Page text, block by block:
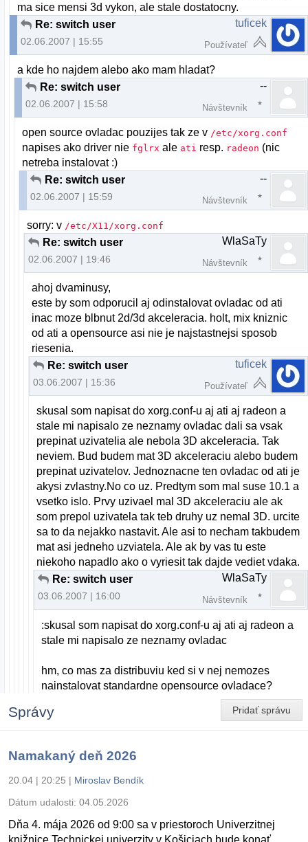
ma sice mensi 3d vykon, ale stale dostatocny.
Re: switch user
02.06.2007 | 15:55
tuficek
Používateľ
a kde ho najdem alebo ako mam hladat?
Re: switch user
02.06.2007 | 15:58
--
Návštevník
open source ovladac pouzijes tak ze v /etc/xorg.conf
napises ako driver nie fglrx ale ati resp. radeon (nic
netreba instalovat :)
Re: switch user
02.06.2007 | 15:59
--
Návštevník
sorry: v /etc/X11/xorg.conf
Re: switch user
02.06.2007 | 19:46
WlaSaTy
Návštevník
ahoj dvaminusy,
este by som odporucil aj odinstalovat ovladac od ati
inac moze blbnut 2d/3d akceleracia. holt, mix kniznic
od ati a opensource asi nie je najstastnejsi sposob
riesenia.
Re: switch user
03.06.2007 | 15:36
tuficek
Používateľ
skusal som napisat do xorg.conf-u aj ati aj radeon a
stale mi napisalo ze neznamy ovladac dali sa vsak
prepinat uzivatelia ale nebola 3D akceleracia. Tak
neviem. Bud budem mat 3D akceleraciu alebo budem
prepinat uzivatelov. Jednoznacne ten ovladac od ati je
akysi zvlastny.No co uz. Predtym som mal suse 10.1 a
vsetko islo. Prvy uzivael mal 3D akceleraciu ale ak
som prepol uzivatela tak teb druhy uz nemal 3D. urcite
sa to da nejakko nastavit. Ale asi to necham takbudem
mat asi jedneho uzviatela. Ale ak by vas tu este
niekoho napadlo ako o vyriesit tak dajde vediet vdaka.
Re: switch user
03.06.2007 | 16:00
WlaSaTy
Návštevník
:skusal som napisat do xorg.conf-u aj ati aj radeon a
stale mi napisalo ze neznamy ovladac
hm, co mas za distribuviu ked si v nej nemozes
nainstalovat standardne opensource ovladace?
Pridať správu
Správy
Namakaný deň 2026
20.04 | 20:25 | Miroslav Bendík
Dátum udalosti: 04.05.2026
Dňa 4. mája 2026 od 9:00 sa v priestoroch Univerzitnej
knižnice Technickej univerzity v Košiciach bude konať